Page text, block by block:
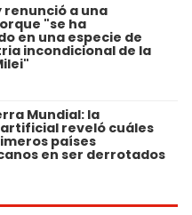
renunció a una
"se ha
en una especie de
incondicional de la
Mundial: la
reveló cuáles
países
en ser derrotados